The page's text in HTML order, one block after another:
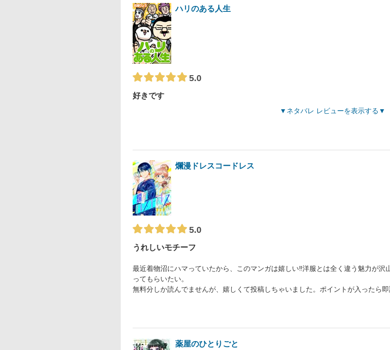
ハリのある人生
5.0
好きです
ネタバレ レビューを表示する
爛漫ドレスコードレス
5.0
うれしいモチーフ
最近着物沼にハマっていたから、このマンガは嬉しい‼︎洋服とは全く違う魅力が
ってもらいたい。
無料分しか読んでませんが、嬉しくて投稿しちゃいました。ポイントが入ったら即
薬屋のひとりごと